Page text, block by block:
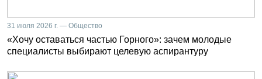
31 июля 2026 г. — Общество
«Хочу оставаться частью Горного»: зачем молодые
специалисты выбирают целевую аспирантуру